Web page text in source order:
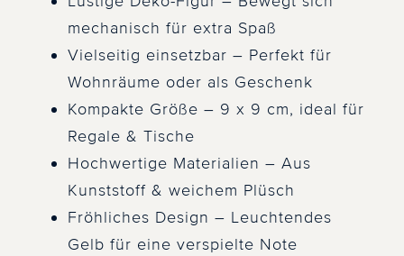
mechanisch für extra Spaß
Vielseitig einsetzbar – Perfekt für
Wohnräume oder als Geschenk
Kompakte Größe – 9 x 9 cm, ideal für
Regale & Tische
Hochwertige Materialien – Aus
Kunststoff & weichem Plüsch
Fröhliches Design – Leuchtendes
Gelb für eine verspielte Note